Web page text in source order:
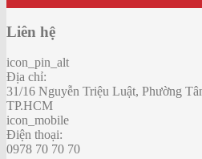
Liên hệ
icon_pin_alt
Địa chỉ:
31/16 Nguyễn Triệu Luật, Phường
TP.HCM
icon_mobile
Điện thoại:
0978 70 70 70